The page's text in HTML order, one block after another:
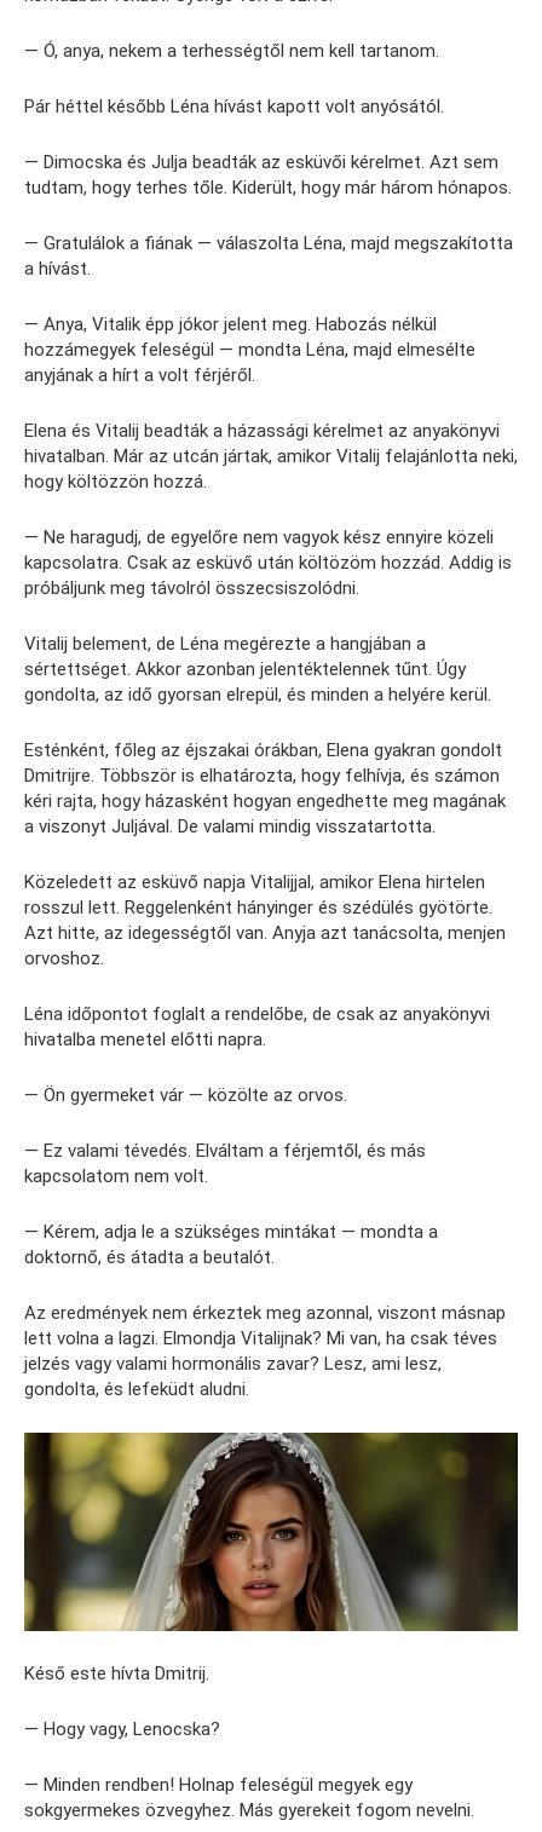
— Ó, anya, nekem a terhességtől nem kell tartanom.
Pár héttel később Léna hívást kapott volt anyósától.
— Dimocska és Julja beadták az esküvői kérelmet. Azt sem
tudtam, hogy terhes tőle. Kiderült, hogy már három hónapos.
— Gratulálok a fiának — válaszolta Léna, majd megszakította
a hívást.
— Anya, Vitalik épp jókor jelent meg. Habozás nélkül
hozzámegyek feleségül — mondta Léna, majd elmesélte
anyjának a hírt a volt férjéről.
Elena és Vitalij beadták a házassági kérelmet az anyakönyvi
hivatalban. Már az utcán jártak, amikor Vitalij felajánlotta neki,
hogy költözzön hozzá.
— Ne haragudj, de egyelőre nem vagyok kész ennyire közeli
kapcsolatra. Csak az esküvő után költözöm hozzád. Addig is
próbáljunk meg távolról összecsiszolódni.
Vitalij belement, de Léna megérezte a hangjában a
sértettséget. Akkor azonban jelentéktelennek tűnt. Úgy
gondolta, az idő gyorsan elrepül, és minden a helyére kerül.
Esténként, főleg az éjszakai órákban, Elena gyakran gondolt
Dmitrijre. Többször is elhatározta, hogy felhívja, és számon
kéri rajta, hogy házasként hogyan engedhette meg magának
a viszonyt Juljával. De valami mindig visszatartotta.
Közeledett az esküvő napja Vitalijjal, amikor Elena hirtelen
rosszul lett. Reggelenként hányinger és szédülés gyötörte.
Azt hitte, az idegességtől van. Anyja azt tanácsolta, menjen
orvoshoz.
Léna időpontot foglalt a rendelőbe, de csak az anyakönyvi
hivatalba menetel előtti napra.
— Ön gyermeket vár — közölte az orvos.
— Ez valami tévedés. Elváltam a férjemtől, és más
kapcsolatom nem volt.
— Kérem, adja le a szükséges mintákat — mondta a
doktornő, és átadta a beutalót.
Az eredmények nem érkeztek meg azonnal, viszont másnap
lett volna a lagzi. Elmondja Vitalijnak? Mi van, ha csak téves
jelzés vagy valami hormonális zavar? Lesz, ami lesz,
gondolta, és lefeküdt aludni.
Késő este hívta Dmitrij.
— Hogy vagy, Lenocska?
— Minden rendben! Holnap feleségül megyek egy
sokgyermekes özvegyhez. Más gyerekeit fogom nevelni.